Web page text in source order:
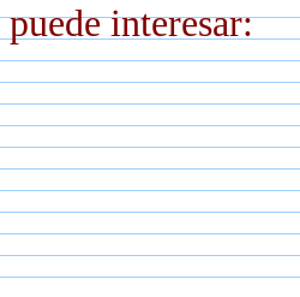
interesar: